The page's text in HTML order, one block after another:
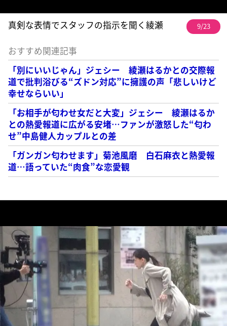
真剣な表情でスタッフの指示を聞く綾瀬 9/23
おすすめ関連記事
「別にいいじゃん」ジェシー 綾瀬はるかとの交際報
道で批判浴びる“ズドン対応”に擁護の声「悲しいけど
幸せならいい」
「お相手が匂わせ女だと大変」ジェシー 綾瀬はるか
との熱愛報道に広がる安堵…ファンが激怒した“匂わ
せ”中島健人カップルとの差
「ガンガン匂わせます」菊池風磨 白石麻衣と熱愛報
道…語っていた“肉食”な恋愛観